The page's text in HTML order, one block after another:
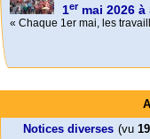
1ermai 2026 à
« Chaque 1er mai, les
Foutez-nous
Aujourd’hui, mercredi 18
Emmanuel (…)
Leonard
Leonard Peltier, un
un (…)
En Pays-de-
« La présidente Horizons
Mon CV... Cette perle
Notices diverses (vu